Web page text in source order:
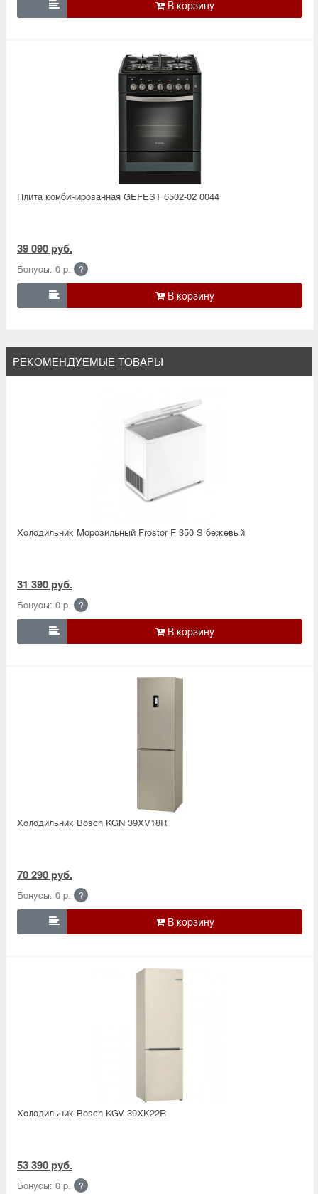

Плита комбинированная GEFEST 6502-02 0044
39 090 руб.
Бонусы: 0 р. ?

РЕКОМЕНДУЕМЫЕ ТОВАРЫ
Холодильник Морозильный Frostor F 350 S бежевый
31 390 руб.
Бонусы: 0 р. ?

Холодильник Bosсh KGN 39XV18R
70 290 руб.
Бонусы: 0 р. ?

Холодильник Bosсh KGV 39XK22R
53 390 руб.
Бонусы: 0 р. ?